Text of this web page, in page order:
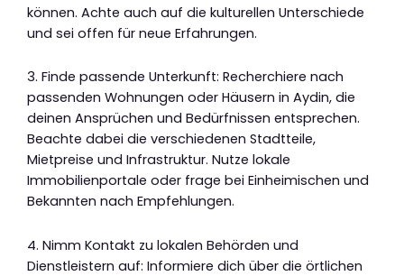
können. Achte auch auf die kulturellen Unterschiede
und sei offen für neue Erfahrungen.
3. Finde passende Unterkunft: Recherchiere nach
passenden Wohnungen oder Häusern in Aydin, die
deinen Ansprüchen und Bedürfnissen entsprechen.
Beachte dabei die verschiedenen Stadtteile,
Mietpreise und Infrastruktur. Nutze lokale
Immobilienportale oder frage bei Einheimischen und
Bekannten nach Empfehlungen.
4. Nimm Kontakt zu lokalen Behörden und
Dienstleistern auf: Informiere dich über die örtlichen